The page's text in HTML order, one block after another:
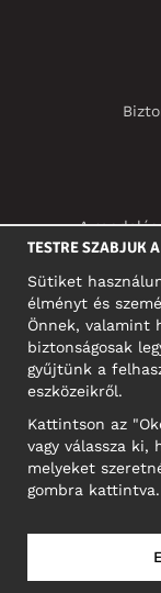
A
NB! Ne
TESTRE SZABJUK
Sütiket
élményt és
Önnek, valamint
biztonságosak
gyűjtünk a
eszközeikről.
Kattintson az
vagy válassza ki,
melyeket
gombra kattintva.